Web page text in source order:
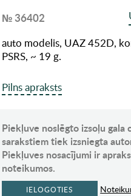
№ 36402
auto modelis, UAZ 452D,
PSRS, ~ 19 g.
Pilns apraksts
Piekļuve noslēgto izsoļu gala
sarakstiem tiek izsniegta
Piekļuves nosacījumi ir
noteikumos.
IELOGOTIES